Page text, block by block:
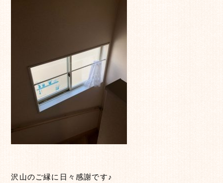
沢山のご縁に日々感謝です♪